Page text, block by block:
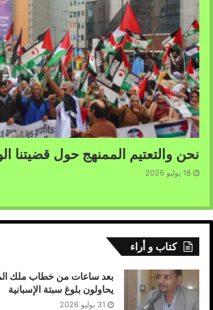
بقلم: يوسف محمد عبد القادر
نحن والتعتيم الممنهج حول قضيتنا
18 يوليو 2026
كتاب و أراء
بعد ساعات من خطاب ملك
يحاولون بلوغ سبتة الإسبانية
31 يوليو 2026